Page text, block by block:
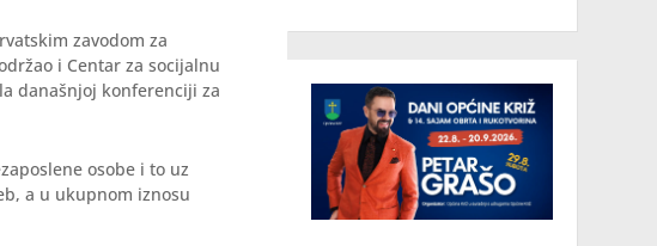
zavodom za
i Centar za socijalnu
današnjoj konferenciji za
osobe i to uz
a u ukupnom iznosu